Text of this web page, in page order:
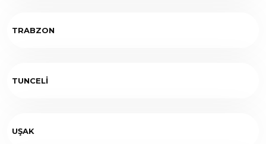
TRABZON
TUNCELİ
UŞAK